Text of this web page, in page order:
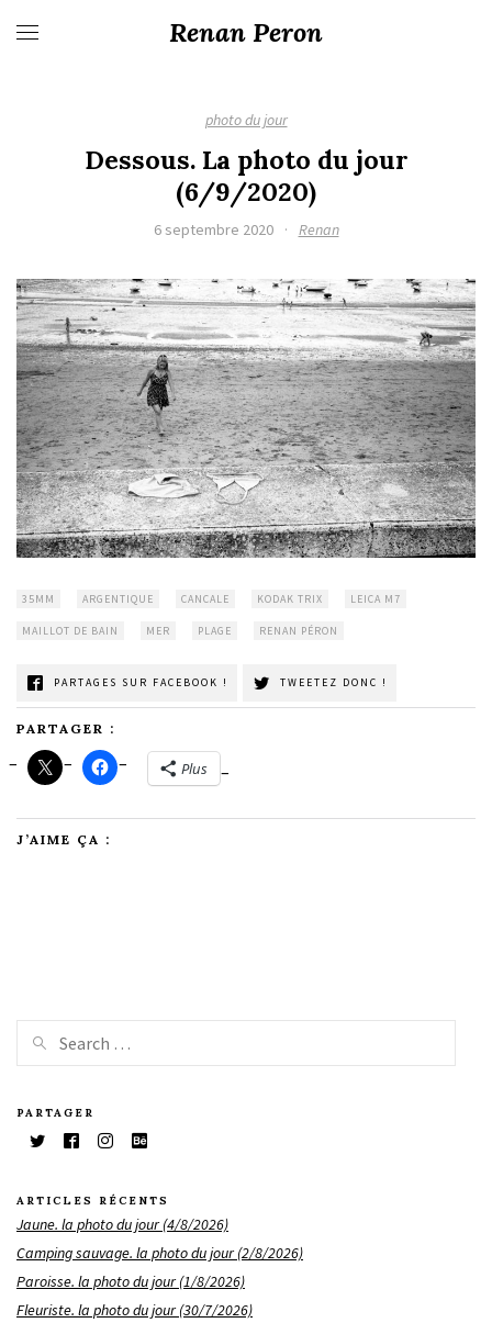
Renan Peron
photo du jour
Dessous. La photo du jour
(6/9/2020)
6 septembre 2020 · Renan
35MM ARGENTIQUE CANCALE KODAK TRIX LEICA M7
MAILLOT DE BAIN MER PLAGE RENAN PÉRON
PARTAGES SUR FACEBOOK ! TWEETEZ DONC !
PARTAGER :
Plus
J’AIME ÇA :
PARTAGER
ARTICLES RÉCENTS
Jaune. la photo du jour (4/8/2026)
Camping sauvage. la photo du jour (2/8/2026)
Paroisse. la photo du jour (1/8/2026)
Fleuriste. la photo du jour (30/7/2026)